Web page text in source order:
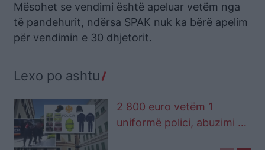
Mësohet se vendimi është apeluar vetëm nga
të pandehurit, ndërsa SPAK nuk ka bërë apelim
për vendimin e 30 dhjetorit.
Lexo po ashtu
2 800 euro vetëm 1
uniformë polici, abuzimi që